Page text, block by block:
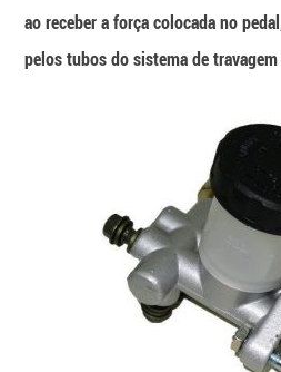
ao receber a força colocada no
pelos tubos do sistema de